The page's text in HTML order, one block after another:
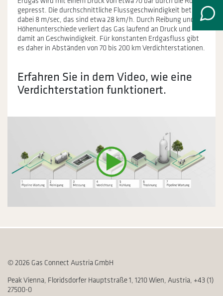
gepresst. Die durchschnittliche Flussgeschwindigkeit beträgt
dabei 8 m/sec, das sind etwa 28 km/h. Durch Reibung und
Höhenunterschiede verliert das Gas laufend an Druck und
damit an Geschwindigkeit. Für konstanten Erdgasfluss gibt
es daher in Abständen von 70 bis 200 km Verdichterstationen.
Erfahren Sie in dem Video, wie eine
Verdichterstation funktionert.
© 2026 Gas Connect Austria GmbH
Peak Vienna, Floridsdorfer Hauptstraße 1, 1210 Wien, Austria, +43 (1)
27500-0